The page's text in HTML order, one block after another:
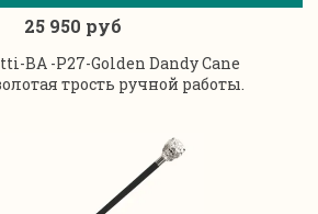
25 950 руб
BA -P27-Golden Dandy Cane
трость ручной работы.